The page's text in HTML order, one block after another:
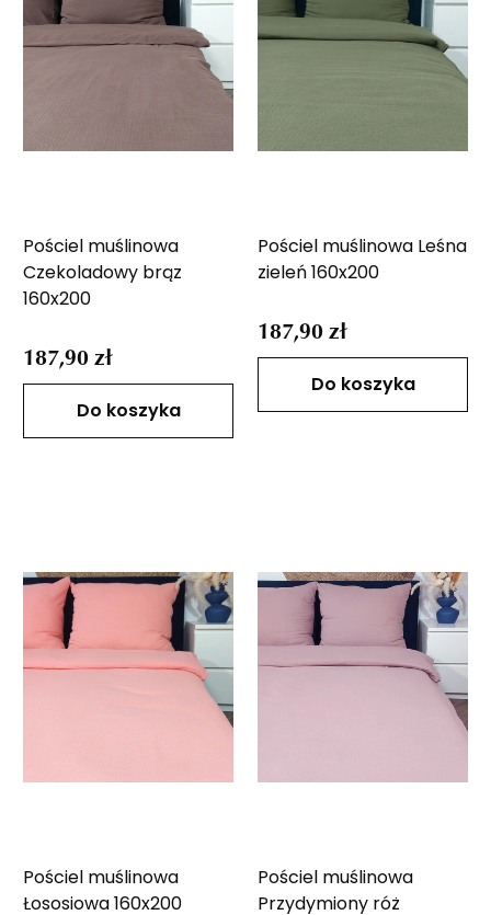
Pościel muślinowa
Czekoladowy brąz
160x200
187,90 zł
Do koszyka
Pościel muślinowa Leśna
zieleń 160x200
187,90 zł
Do koszyka
Pościel muślinowa
Łososiowa 160x200
Pościel muślinowa
Przydymiony róż